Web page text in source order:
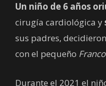
Un niño de 6 años
cirugía cardiológica y
sus padres,
con el pequeño Franco
Durante el 2021 el